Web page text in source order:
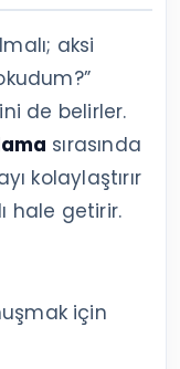
aksi
de belirler.
sırasında
kolaylaştırır
hale getirir.
için